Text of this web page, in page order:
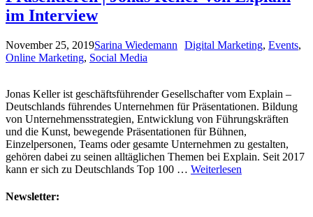
im Interview
November 25, 2019Sarina Wiedemann Digital Marketing, Events,
Online Marketing, Social Media
Jonas Keller ist geschäftsführender Gesellschafter vom Explain –
Deutschlands führendes Unternehmen für Präsentationen. Bildung
von Unternehmensstrategien, Entwicklung von Führungskräften
und die Kunst, bewegende Präsentationen für Bühnen,
Einzelpersonen, Teams oder gesamte Unternehmen zu gestalten,
gehören dabei zu seinen alltäglichen Themen bei Explain. Seit 2017
kann er sich zu Deutschlands Top 100 … Weiterlesen
Newsletter: